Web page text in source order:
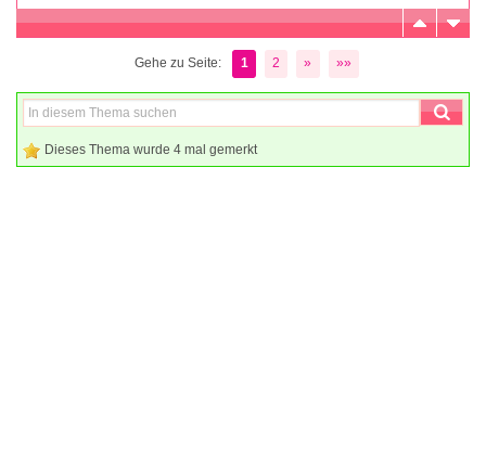
Gehe zu Seite: 1 2 » »»
Dieses Thema wurde 4 mal gemerkt